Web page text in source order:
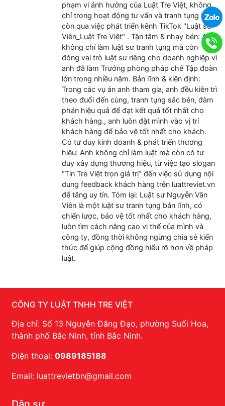
phạm vi ảnh hưởng của Luật Tre Việt, không
chỉ trong hoạt động tư vấn và tranh tụng mà
còn qua việc phát triển kênh TikTok "Luật sư
Viên_Luật Tre Việt" . Tận tâm & nhạy bén: Anh
không chỉ làm luật sư tranh tụng mà còn
đóng vai trò luật sư riêng cho doanh nghiệp vì
anh đã làm Trưởng phòng pháp chế Tập đoàn
lớn trong nhiều năm. Bản lĩnh & kiên định:
Trong các vụ án anh tham gia, anh đều kiên trì
theo đuổi đến cùng, tranh tụng sắc bén, đàm
phán hiệu quả để đạt kết quả tốt nhất cho
khách hàng., anh luôn đặt mình vào vị trí
khách hàng để bảo vệ tốt nhất cho khách.
Có tư duy kinh doanh & phát triển thương
hiệu: Anh không chỉ làm luật mà còn có tư
duy xây dựng thương hiệu, từ việc tạo slogan
“Tin Tre Việt trọn giá trị” đến việc sử dụng nội
dung feedback khách hàng trên luattreviet.vn
để tăng uy tín. Tóm lại: Luật sư Nguyễn Văn
Viên là một luật sư tranh tụng bản lĩnh, có
chiến lược, bảo vệ tốt nhất cho khách hàng,
luôn tìm cách nâng cao vị thế của mình và
công ty, đồng thời không ngừng chia sẻ kiến
thức để giúp cộng đồng hiểu rõ hơn về pháp
luật.
CÔNG TY LUẬT TNHH TRE VIỆT
Địa chỉ: Số 13 Nguyễn Đăng Đạo, phường Suối Hoa,
thành phố Bắc Ninh, tỉnh Bắc Ninh.
Điện thoại: 0989185188
Email: luattrevietbn@gmail.com
.
.